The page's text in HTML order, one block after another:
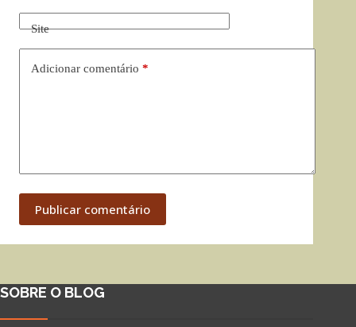
Site
Adicionar comentário *
Publicar comentário
SOBRE O BLOG